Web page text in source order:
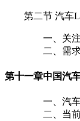
第二节 汽车
一、关注
二、需求
第十一章中国汽
一、汽车
二、当前汽